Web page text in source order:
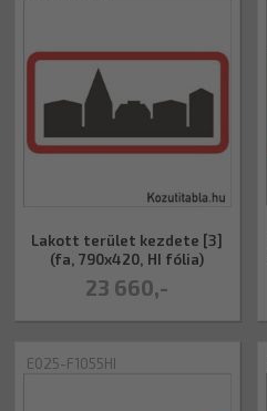
23 660,-
Lakott terület kezdete [3]
(fa, 790x420, HI fólia)
E025-F1055HI